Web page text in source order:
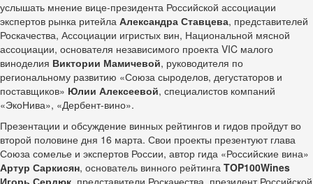
услышать мнение вице-президента Российской ассоциации
экспертов рынка ритейла Александра Ставцева, представителей
Роскачества, Ассоциации игристых вин, Национальной мясной
ассоциации, основателя независимого проекта VIC малого
виноделия Виктории Мамичевой, руководителя по
региональному развитию «Союза сыроделов, дегустаторов и
поставщиков» Юлии Алексеевой, специалистов компаний
«ЭкоНива», «Дербент-вино».
Презентации и обсуждение винных рейтингов и гидов пройдут во
второй половине дня 16 марта. Свои проекты презентуют глава
Союза сомелье и экспертов России, автор гида «Российские вина»
Артур Саркисян, основатель винного рейтинга TOP100Wines